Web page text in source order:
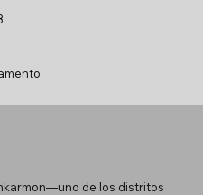
de los distritos